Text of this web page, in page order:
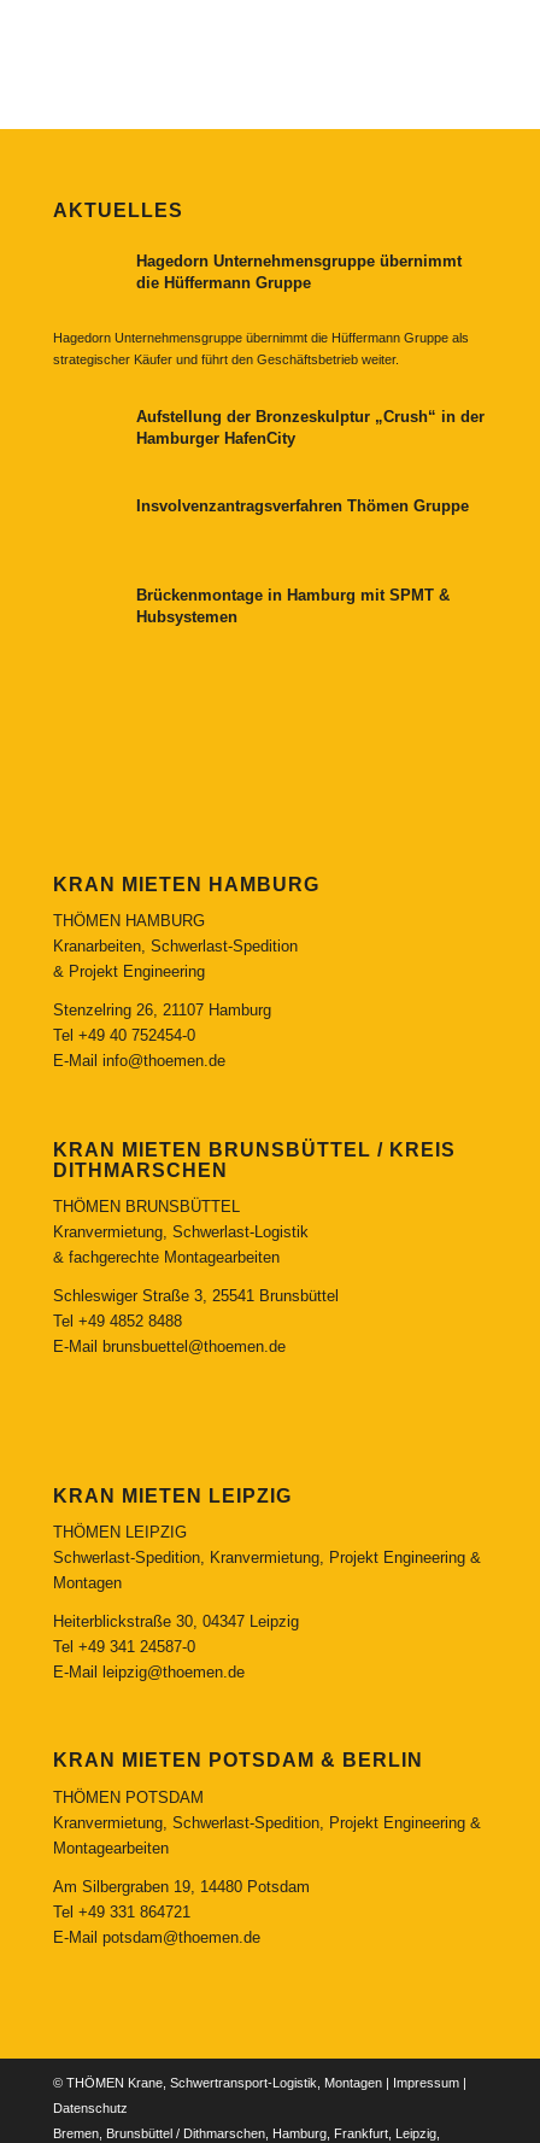
AKTUELLES
Hagedorn Unternehmensgruppe übernimmt
die Hüffermann Gruppe
Hagedorn Unternehmensgruppe übernimmt die Hüffermann Gruppe als
strategischer Käufer und führt den Geschäftsbetrieb weiter.
Aufstellung der Bronzeskulptur „Crush“ in der
Hamburger HafenCity
Insvolvenzantragsverfahren Thömen Gruppe
Brückenmontage in Hamburg mit SPMT &
Hubsystemen
KRAN MIETEN HAMBURG
THÖMEN HAMBURG
Kranarbeiten, Schwerlast-Spedition
& Projekt Engineering
Stenzelring 26, 21107 Hamburg
Tel +49 40 752454-0
E-Mail info@thoemen.de
KRAN MIETEN BRUNSBÜTTEL / KREIS
DITHMARSCHEN
THÖMEN BRUNSBÜTTEL
Kranvermietung, Schwerlast-Logistik
& fachgerechte Montagearbeiten
Schleswiger Straße 3, 25541 Brunsbüttel
Tel +49 4852 8488
E-Mail
brunsbuettel@thoemen.de
KRAN MIETEN LEIPZIG
THÖMEN LEIPZIG
Schwerlast-Spedition, Kranvermietung, Projekt Engineering &
Montagen
Heiterblickstraße 30, 04347 Leipzig
Tel +49 341 24587-0
E-Mail
leipzig@thoemen.de
KRAN MIETEN POTSDAM & BERLIN
THÖMEN POTSDAM
Kranvermietung, Schwerlast-Spedition, Projekt Engineering &
Montagearbeiten
Am Silbergraben 19, 14480 Potsdam
Tel +49 331 864721
E-Mail potsdam@thoemen.de
© THÖMEN Krane, Schwertransport-Logistik, Montagen | Impressum|
Datenschutz
Bremen, Brunsbüttel / Dithmarschen, Hamburg, Frankfurt, Leipzig,